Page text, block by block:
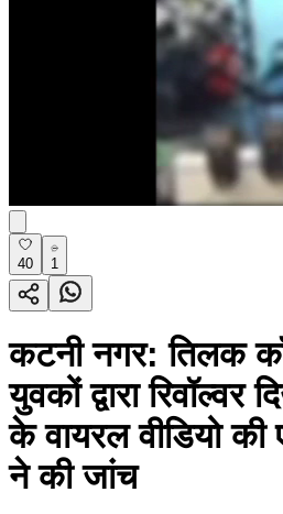
40 1
कटनी नगर: तिलक
युवकों द्वारा
के वायरल वीडियो
ने की जांच